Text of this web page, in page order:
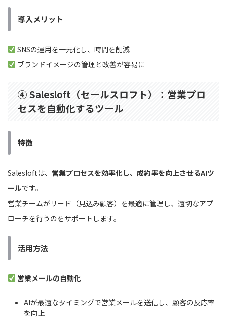
導入メリット
SNSの運用を一元化し、時間を削減
ブランドイメージの管理と改善が容易に
④ Salesloft（セールスロフト）：営業プロ
セスを自動化するツール
特徴
Salesloftは、 営業プロセスを効率化し、成約率を向上させるAIツ
ールです。
営業チームがリード（見込み顧客）を最適に管理し、適切なアプ
ローチを行うのをサポートします。
活用方法
営業メールの自動化
AIが最適なタイミングで営業メールを送信し、顧客の反応率
を向上